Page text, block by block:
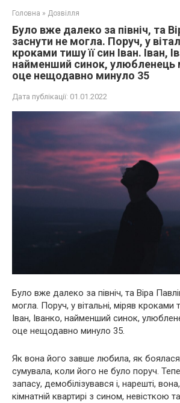
Головна » Дозвілля
Було вже далеко за північ, та
заснути не могла. Поруч, у
кроками тишу її син Іван. Іван,
найменший синок, улюбленець
оце нещодавно минуло 35
Дата публікації: 01.01.2022
Було вже далеко за північ, та Віра
могла. Поруч, у вітальні, міряв кроками
Іван, Іванко, найменший синок,
оце нещодавно минуло 35.
Як вона його завше любила, як
сумувала, коли його не було поруч.
запасу, демобілізувався і, нарешті,
кімнатній квартирі з сином, невісткою